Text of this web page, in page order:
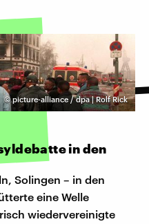
©picture-alliance / dpa | Rolf Rick
in den
Solingen – in den
eine Welle
wiedervereinigte